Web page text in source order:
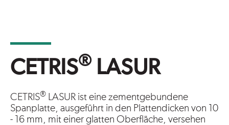
CETRIS® LASUR
CETRIS® LASUR ist eine zementgebundene
Spanplatte, ausgeführt in den Plattendicken von 10
- 16 mm, mit einer glatten Oberfläche, versehen